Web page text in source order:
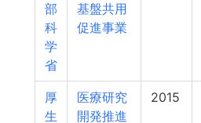
部
科
学
省
基盤共用
促進事業
厚
生
医療研究
開発推進
2015